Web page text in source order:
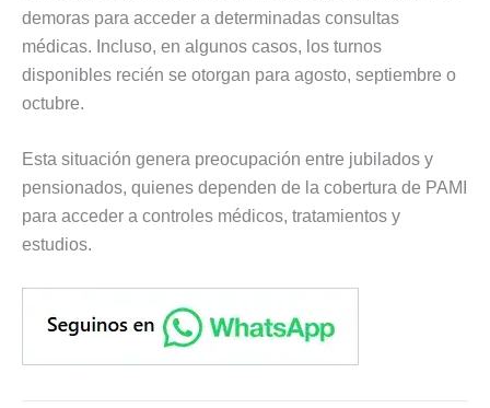
demoras para acceder a determinadas consultas
médicas. Incluso, en algunos casos, los turnos
disponibles recién se otorgan para agosto, septiembre o
octubre.
Esta situación genera preocupación entre jubilados y
pensionados, quienes dependen de la cobertura de PAMI
para acceder a controles médicos, tratamientos y
estudios.